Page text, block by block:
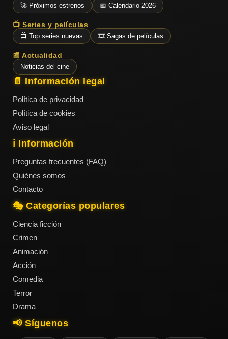
🚀 Próximos estrenos 📅 Calendario 2026
📺 Series y películas
📺 Top series nuevas 🎞️ Sagas de películas
📰 Actualidad
Noticias del cine
📄 Información legal
Política de privacidad
Política de cookies
Aviso legal
ℹ️ Información
Preguntas frecuentes (FAQ)
Quiénes somos
Contacto
🎭 Categorías populares
Ciencia ficción
Crimen
Animación
Acción
Comedia
Terror
Drama
📢 Síguenos